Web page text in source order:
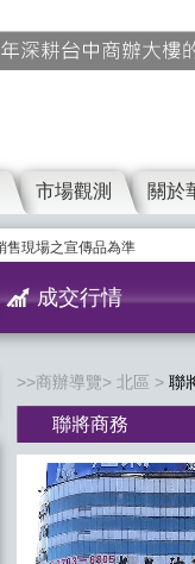
市場觀測 關於
售現場之宣傳品為準
成交行情
商辦導覽 北區 聯
聯將商務